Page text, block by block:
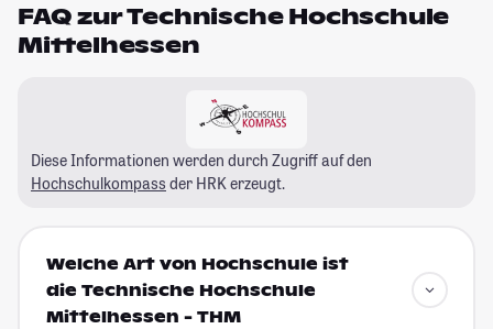
FAQ zur Technische Hochschule
Mittelhessen
Diese Informationen werden durch Zugriff auf den
Hochschulkompass der HRK erzeugt.
Welche Art von Hochschule ist
die Technische Hochschule
Mittelhessen - THM